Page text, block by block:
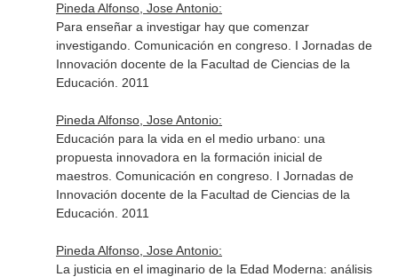
Pineda Alfonso, Jose Antonio:
Para enseñar a investigar hay que comenzar
investigando. Comunicación en congreso. I Jornadas de
Innovación docente de la Facultad de Ciencias de la
Educación. 2011
Pineda Alfonso, Jose Antonio:
Educación para la vida en el medio urbano: una
propuesta innovadora en la formación inicial de
maestros. Comunicación en congreso. I Jornadas de
Innovación docente de la Facultad de Ciencias de la
Educación. 2011
Pineda Alfonso, Jose Antonio:
La justicia en el imaginario de la Edad Moderna: análisis